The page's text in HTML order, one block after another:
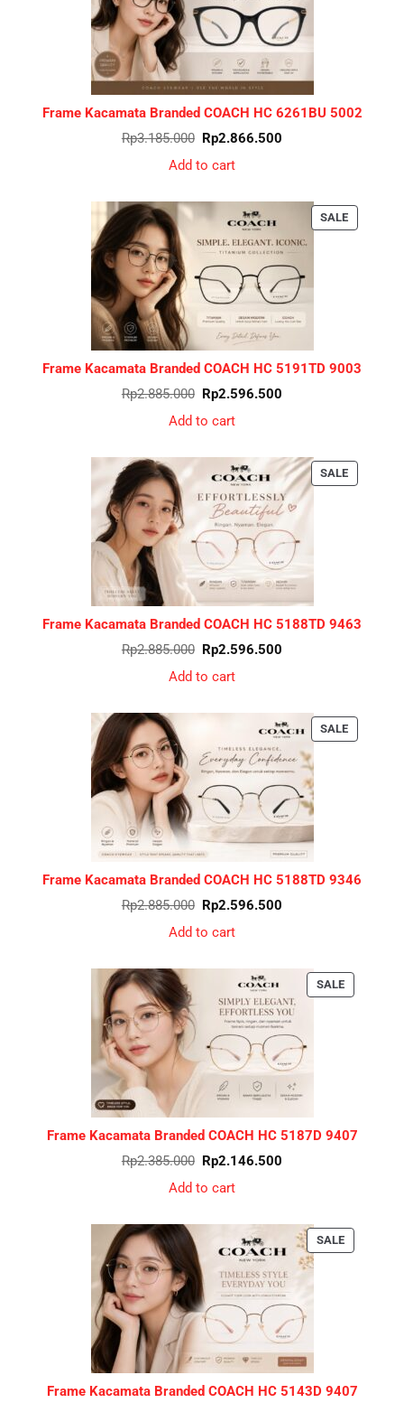
Frame Kacamata Branded COACH HC 6261BU 5002
Rp3.185.000 Original
price
was:
Rp3.185.000.
Rp2.866.500
Add to cart
SALEPRODUCT
ON
Frame Kacamata Branded COACH HC 5191TD 9003
Rp2.885.000 Original
price
was:
Rp2.885.000.
Rp2.596.500
Add to cart
SALEPRODUCT
ON
Frame Kacamata Branded COACH HC 5188TD 9463
Rp2.885.000 Original
price
was:
Rp2.885.000.
Rp2.596.500
Add to cart
SALEPRODUCT
ON
Frame Kacamata Branded COACH HC 5188TD 9346
Rp2.885.000 Original
price
was:
Rp2.885.000.
Rp2.596.500
Add to cart
SALEPRODUCT
ON
Frame Kacamata Branded COACH HC 5187D 9407
Rp2.385.000 Original
price
was:
Rp2.385.000.
Rp2.146.500
Add to cart
SALEPRODUCT
ON
Frame Kacamata Branded COACH HC 5143D 9407